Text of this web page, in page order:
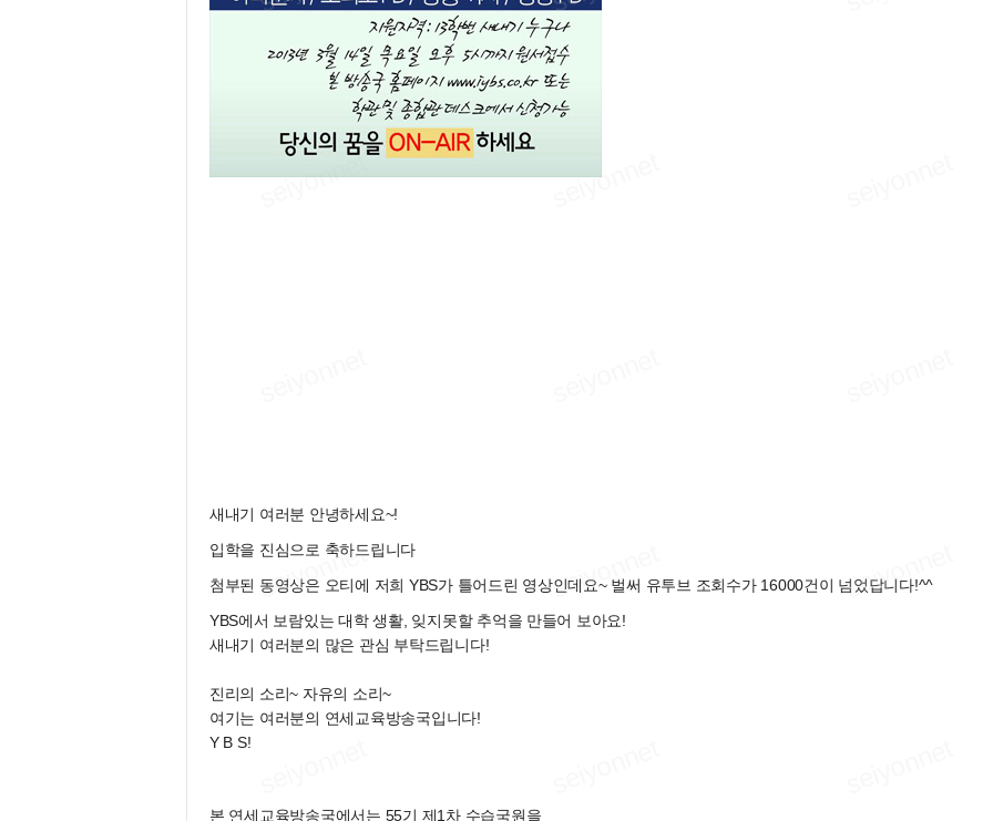
새내기 여러분 안녕하세요~!
입학을 진심으로 축하드립니다
첨부된 동영상은 오티에 저희 YBS가 틀어드린 영상인데요~ 벌써 유투브 조회수가 16000건이 넘었답니다!^^
YBS에서 보람있는 대학 생활, 잊지못할 추억을 만들어 보아요!
새내기 여러분의 많은 관심 부탁드립니다!
진리의 소리~ 자유의 소리~
여기는 여러분의 연세교육방송국입니다!
Y B S!
본 연세교육방송국에서는 55기 제1차 수습국원을